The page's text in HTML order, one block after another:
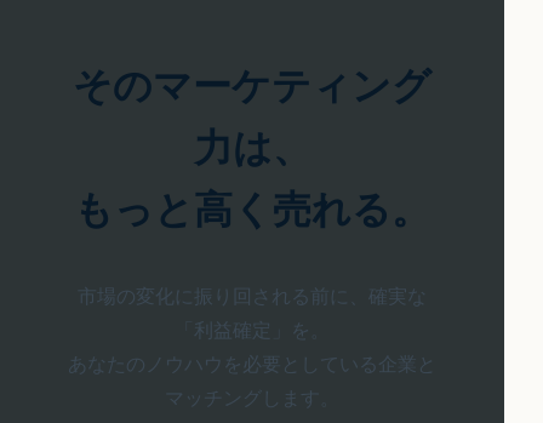
そのマーケティング
力は、
もっと高く売れる。
市場の変化に振り回される前に、確実な
「利益確定」を。
あなたのノウハウを必要としている企業と
マッチングします。